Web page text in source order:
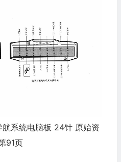
系统电脑板 24针 原始资
91页